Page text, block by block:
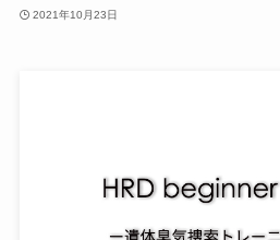
2021年10月23日